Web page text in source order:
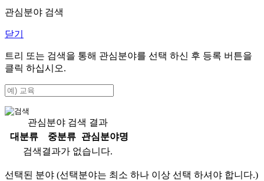
관심분야 검색
닫기
트리 또는 검색을 통해 관심분야를 선택 하신 후 등록 버튼을
클릭 하십시오.
관심분야 검색 결과
대분류
중분류
관심분야명
검색결과가 없습니다.
선택된 분야 (선택분야는 최소 하나 이상 선택 하셔야 합니다.)